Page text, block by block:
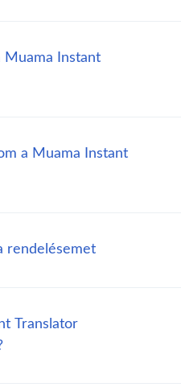
Muama Instant
a Muama Instant
rendelésemet
Translator